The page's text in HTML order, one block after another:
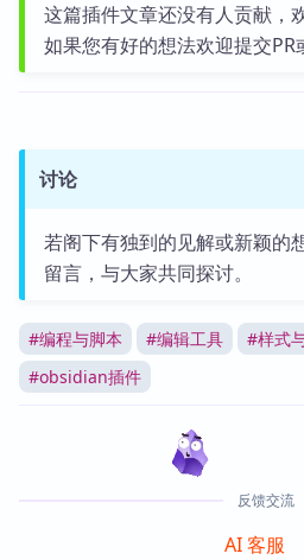
这篇插件文章还没有人贡献，
如果您有好的想法欢迎提交PR
讨论
若阁下有独到的见解或新颖的
留言，与大家共同探讨。
#编程与脚本 #编辑工具 #样式
#obsidian插件
反馈交流
AI 客服